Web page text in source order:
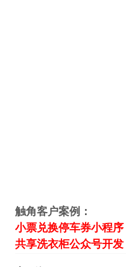
触角客户案例：
小票兑换停车券小程序
共享洗衣柜公众号开发